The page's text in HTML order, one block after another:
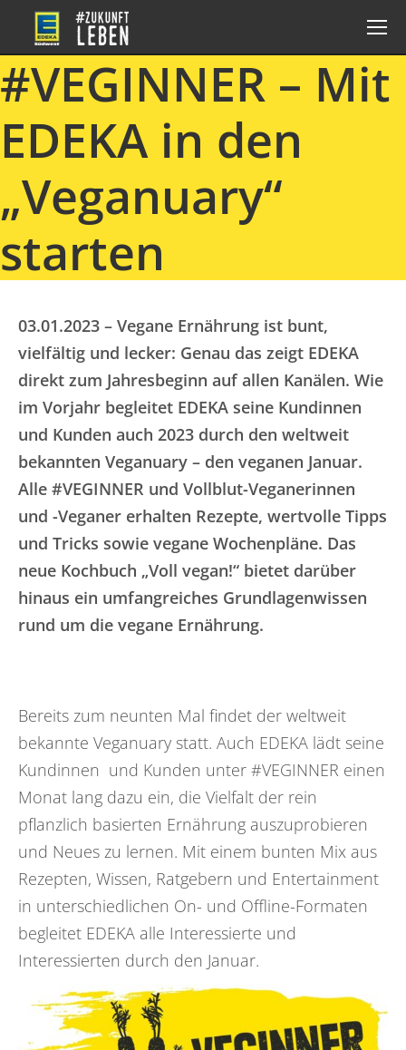
#VEGINNER – Mit
EDEKA in den
„Veganuary“
starten
03.01.2023 – Vegane Ernährung ist bunt,
vielfältig und lecker: Genau das zeigt EDEKA
direkt zum Jahresbeginn auf allen Kanälen. Wie
im Vorjahr begleitet EDEKA seine Kundinnen
und Kunden auch 2023 durch den weltweit
bekannten Veganuary – den veganen Januar.
Alle #VEGINNER und Vollblut-Veganerinnen
und -Veganer erhalten Rezepte, wertvolle Tipps
und Tricks sowie vegane Wochenpläne. Das
neue Kochbuch „Voll vegan!“ bietet darüber
hinaus ein umfangreiches Grundlagenwissen
rund um die vegane Ernährung.
Bereits zum neunten Mal findet der weltweit
bekannte Veganuary statt. Auch EDEKA lädt seine
Kundinnen und Kunden unter #VEGINNER einen
Monat lang dazu ein, die Vielfalt der rein
pflanzlich basierten Ernährung auszuprobieren
und Neues zu lernen. Mit einem bunten Mix aus
Rezepten, Wissen, Ratgebern und Entertainment
in unterschiedlichen On- und Offline-Formaten
begleitet EDEKA alle Interessierte und
Interessierten durch den Januar.